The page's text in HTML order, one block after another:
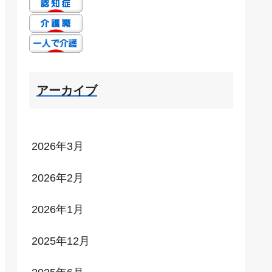
アーカイブ
2026年3月
2026年2月
2026年1月
2025年12月